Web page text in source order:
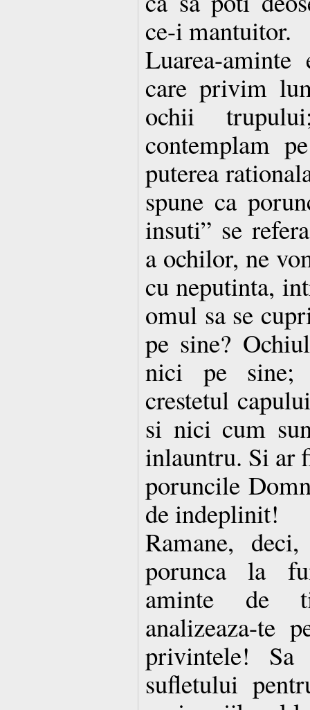
ce-i mantuitor.
Luarea-
care privim
ochii
contemplam
puterea
spune ca
insuti” se
a ochilor, ne
cu neputinta,
omul sa se
pe sine?
nici pe sine;
crestetul
si nici cum
inlauntru. Si ar
poruncile
de indeplinit!
Ramane,
porunca la
aminte de
analizeaza-te
privintele!
sufletului